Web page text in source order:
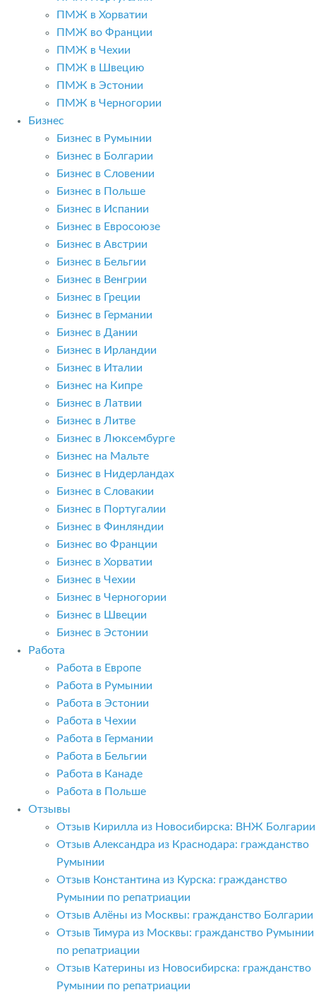
ПМЖ в Хорватии
ПМЖ во Франции
ПМЖ в Чехии
ПМЖ в Швецию
ПМЖ в Эстонии
ПМЖ в Черногории
Бизнес
Бизнес в Румынии
Бизнес в Болгарии
Бизнес в Словении
Бизнес в Польше
Бизнес в Испании
Бизнес в Евросоюзе
Бизнес в Австрии
Бизнес в Бельгии
Бизнес в Венгрии
Бизнес в Греции
Бизнес в Германии
Бизнес в Дании
Бизнес в Ирландии
Бизнес в Италии
Бизнес на Кипре
Бизнес в Латвии
Бизнес в Литве
Бизнес в Люксембурге
Бизнес на Мальте
Бизнес в Нидерландах
Бизнес в Словакии
Бизнес в Португалии
Бизнес в Финляндии
Бизнес во Франции
Бизнес в Хорватии
Бизнес в Чехии
Бизнес в Черногории
Бизнес в Швеции
Бизнес в Эстонии
Работа
Работа в Европе
Работа в Румынии
Работа в Эстонии
Работа в Чехии
Работа в Германии
Работа в Бельгии
Работа в Канаде
Работа в Польше
Отзывы
Отзыв Кирилла из Новосибирска: ВНЖ Болгарии
Отзыв Александра из Краснодара: гражданство
Румынии
Отзыв Константина из Курска: гражданство
Румынии по репатриации
Отзыв Алёны из Москвы: гражданство Болгарии
Отзыв Тимура из Москвы: гражданство Румынии
по репатриации
Отзыв Катерины из Новосибирска: гражданство
Румынии по репатриации